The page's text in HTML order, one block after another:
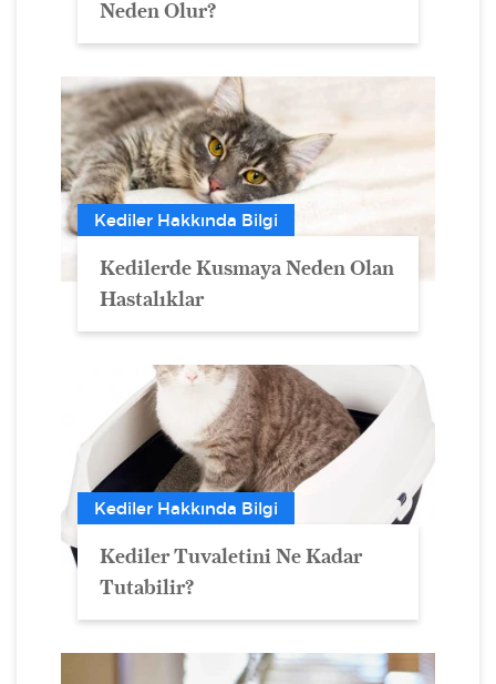
Neden Olur?
Kediler Hakkında Bilgi
Kedilerde Kusmaya Neden Olan
Hastalıklar
Kediler Hakkında Bilgi
Kediler Tuvaletini Ne Kadar
Tutabilir?